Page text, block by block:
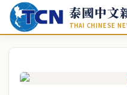
泰國中文
THAI CHINESE